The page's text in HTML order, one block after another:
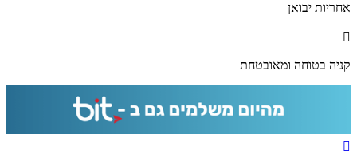
אחריות יבואן
קניה בטוחה ומאובטחת